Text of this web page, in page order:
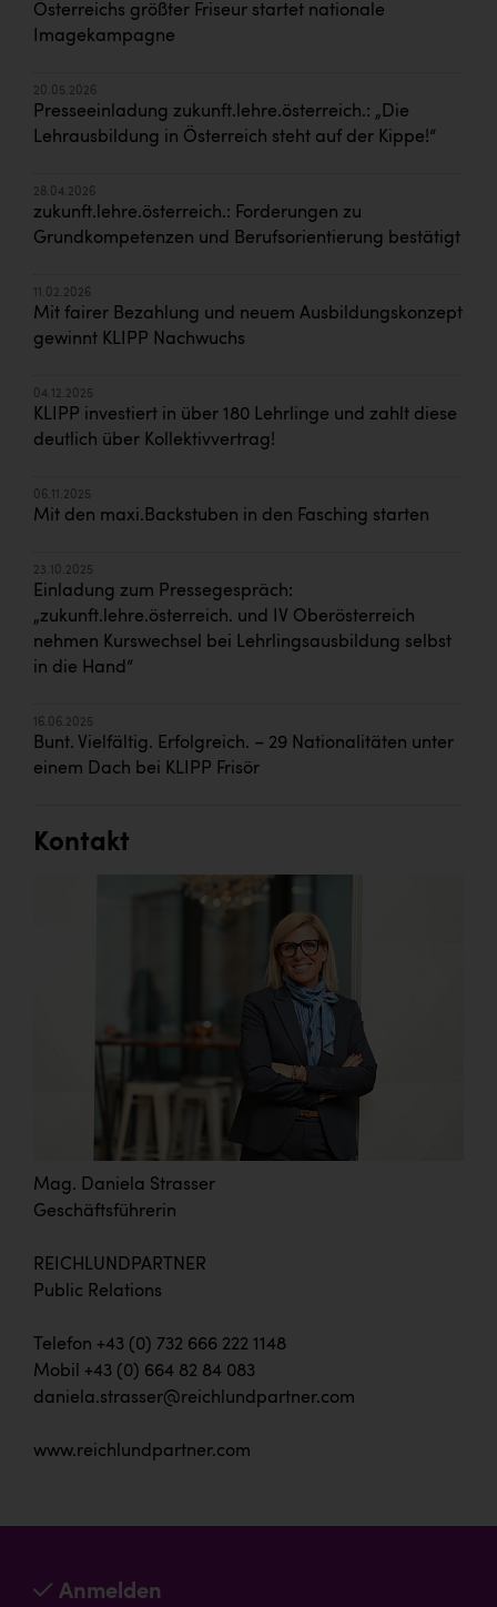
Österreichs größter Friseur startet nationale
Imagekampagne
20.05.2026
Presseeinladung zukunft.lehre.österreich.: „Die
Lehrausbildung in Österreich steht auf der Kippe!“
28.04.2026
zukunft.lehre.österreich.: Forderungen zu
Grundkompetenzen und Berufsorientierung bestätigt
11.02.2026
Mit fairer Bezahlung und neuem Ausbildungskonzept
gewinnt KLIPP Nachwuchs
04.12.2025
KLIPP investiert in über 180 Lehrlinge und zahlt diese
deutlich über Kollektivvertrag!
06.11.2025
Mit den maxi.Backstuben in den Fasching starten
23.10.2025
Einladung zum Pressegespräch:
„zukunft.lehre.österreich. und IV Oberösterreich
nehmen Kurswechsel bei Lehrlingsausbildung selbst
in die Hand“
16.06.2025
Bunt. Vielfältig. Erfolgreich. – 29 Nationalitäten unter
einem Dach bei KLIPP Frisör
Kontakt
Mag. Daniela Strasser
Geschäftsführerin
REICHLUNDPARTNER
Public Relations
Telefon +43 (0) 732 666 222 1148
Mobil +43 (0) 664 82 84 083
daniela.strasser@reichlundpartner.com
www.reichlundpartner.com
Anmelden